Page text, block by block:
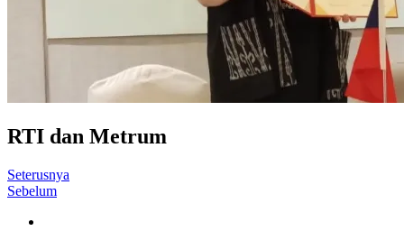
RTI dan Metrum
Seterusnya
Sebelum